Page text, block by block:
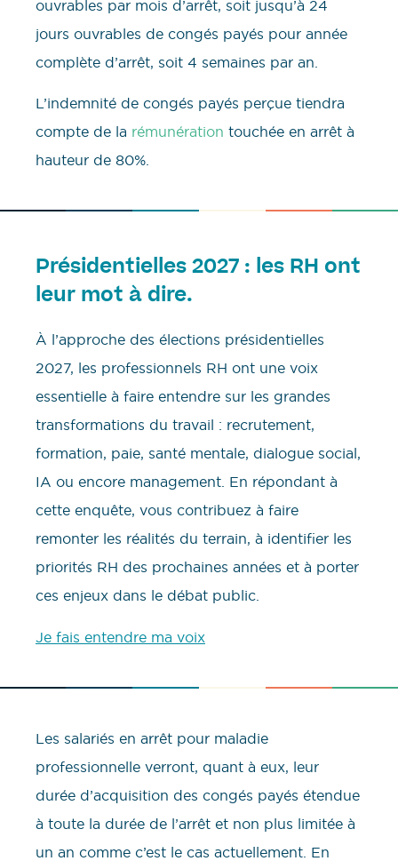
ouvrables par mois d’arrêt, soit jusqu’à 24
jours ouvrables de congés payés pour année
complète d’arrêt, soit 4 semaines par an.
L’indemnité de congés payés perçue tiendra
compte de la rémunération touchée en arrêt à
hauteur de 80%.
Présidentielles 2027 : les RH ont
leur mot à dire.
À l’approche des élections présidentielles
2027, les professionnels RH ont une voix
essentielle à faire entendre sur les grandes
transformations du travail : recrutement,
formation, paie, santé mentale, dialogue social,
IA ou encore management. En répondant à
cette enquête, vous contribuez à faire
remonter les réalités du terrain, à identifier les
priorités RH des prochaines années et à porter
ces enjeux dans le débat public.
Je fais entendre ma voix
Les salariés en arrêt pour maladie
professionnelle verront, quant à eux, leur
durée d’acquisition des congés payés étendue
à toute la durée de l’arrêt et non plus limitée à
un an comme c’est le cas actuellement. En